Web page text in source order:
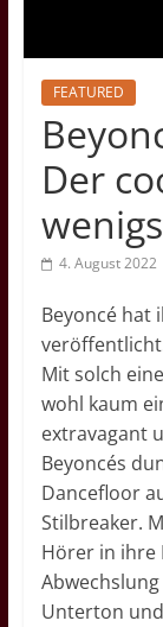
FEATURED
Der
4. August 2022
Beyoncé hat
Mit solch
wohl kaum
extravagant
Beyoncés
Dancefloor
Stilbreaker.
Hörer in ihre
Unterton